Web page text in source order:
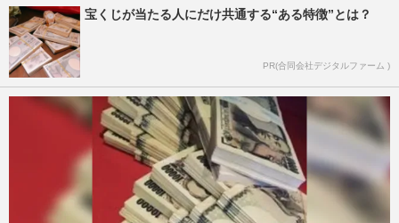
宝くじが当たる人にだけ共通する“ある特徴”とは？
PR(合同会社デジタルファーム )